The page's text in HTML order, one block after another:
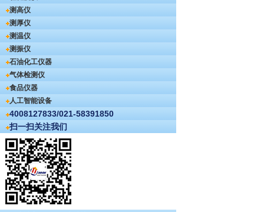
测高仪
测厚仪
测温仪
测振仪
石油化工仪器
气体检测仪
食品仪器
人工智能设备
4008127833/021-58391850
扫一扫关注我们